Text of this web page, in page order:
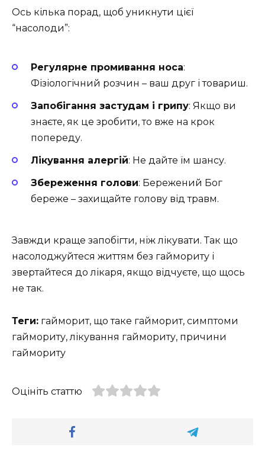
Ось кілька порад, щоб уникнути цієї
“насолоди”:
Регулярне промивання носа:
Фізіологічний розчин – ваш друг і товариш.
Запобігання застудам і грипу: Якщо ви
знаєте, як це зробити, то вже на крок
попереду.
Лікування алергій: Не дайте їм шансу.
Збереження голови: Бережений Бог
береже – захищайте голову від травм.
Завжди краще запобігти, ніж лікувати. Так що
насолоджуйтеся життям без гаймориту і
звертайтеся до лікаря, якщо відчуєте, що щось
не так.
Теги: гайморит, що таке гайморит, симптоми
гаймориту, лікування гаймориту, причини
гаймориту
Оцініть статтю